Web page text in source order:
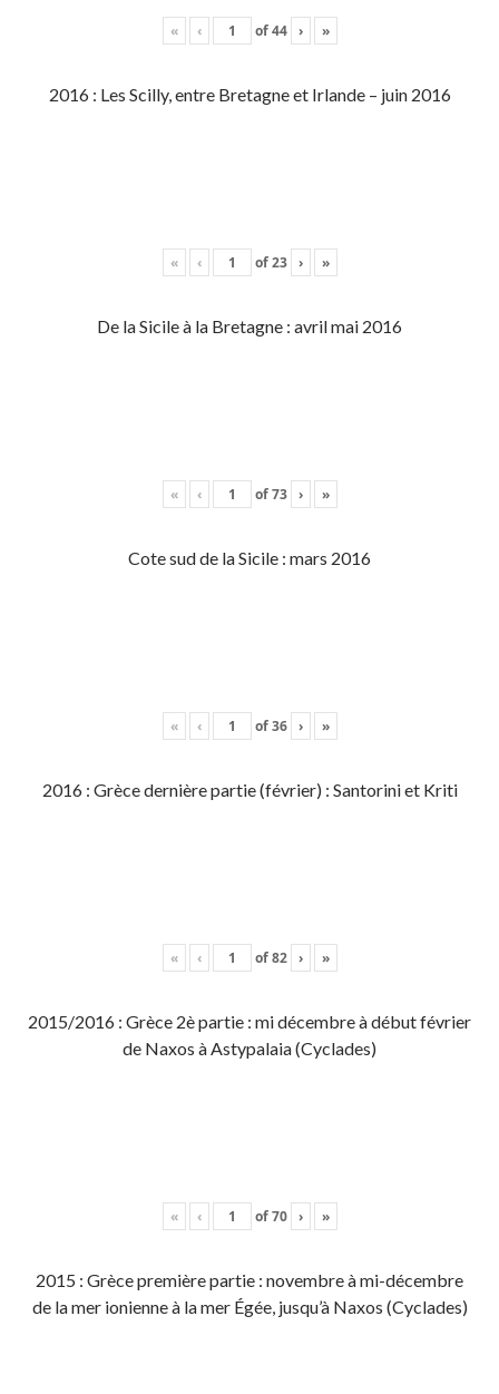
« ‹ of44 › »
2016 : Les Scilly, entre Bretagne et Irlande – juin 2016
« ‹ of23 › »
De la Sicile à la Bretagne : avril mai 2016
« ‹ of73 › »
Cote sud de la Sicile : mars 2016
« ‹ of36 › »
2016 : Grèce dernière partie (février) : Santorini et Kriti
« ‹ of82 › »
2015/2016 : Grèce 2è partie : mi décembre à début février
de Naxos à Astypalaia (Cyclades)
« ‹ of70 › »
2015 : Grèce première partie : novembre à mi-décembre
de la mer ionienne à la mer Égée, jusqu’à Naxos (Cyclades)